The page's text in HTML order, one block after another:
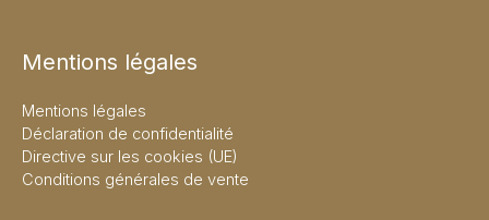
Mentions légales
Mentions légales
Déclaration de confidentialité
Directive sur les cookies (UE)
Conditions générales de vente